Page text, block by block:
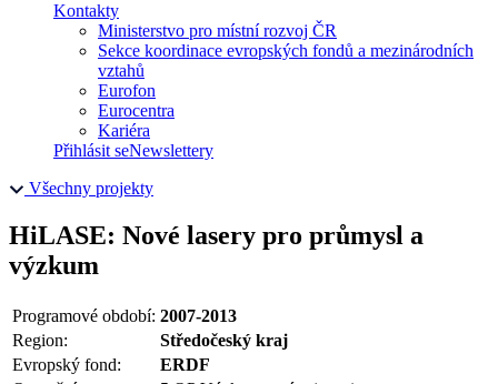
Kontakty
Ministerstvo pro místní rozvoj ČR
Sekce koordinace evropských fondů a mezinárodních
vztahů
Eurofon
Eurocentra
Kariéra
Přihlásit seNewslettery
Všechny projekty
HiLASE: Nové lasery pro průmysl a
výzkum
Programové období: 2007-2013
Region:
Středočeský kraj
Evropský fond:
ERDF